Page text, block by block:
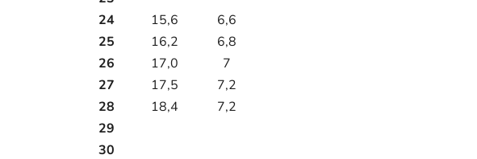
24
15,6
6,6
25
16,2
6,8
26
17,0
7
27
17,5
7,2
28
18,4
7,2
29
30